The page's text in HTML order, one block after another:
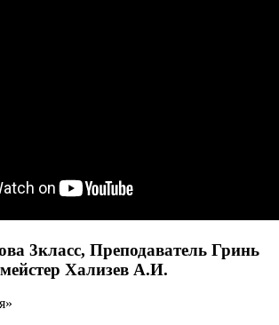
3класс, Преподаватель Гринь
Хализев А.И.